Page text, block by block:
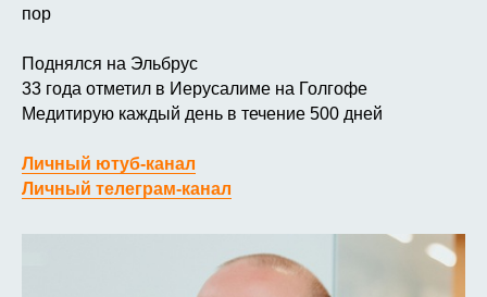
пор
Поднялся на Эльбрус
33 года отметил в Иерусалиме на Голгофе
Медитирую каждый день в течение 500 дней
Личный ютуб-канал
Личный телеграм-канал